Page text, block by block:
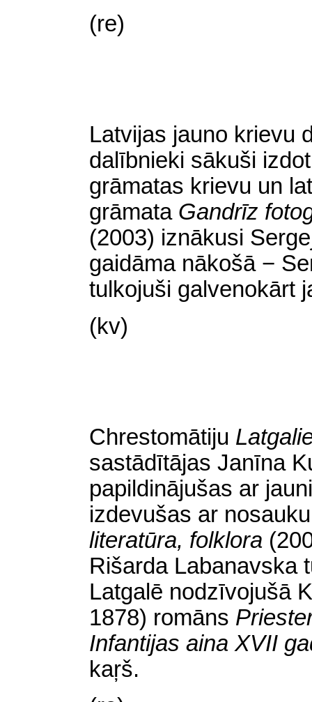
(re)
Latvijas jauno krievu
dalībnieki sākuši
grāmatas krievu un
grāmata Gandrīz
(2003) iznākusi
gaidāma nākošā −
tulkojuši galvenokārt
(kv)
Chrestomātiju
sastādītājas Janīna
papildinājušas ar
izdevušas ar
literatūra, folklora
Rišarda Labanavska
Latgalē nodzīvojušā
1878) romāns
Infantijas aina XVII
kaŗš.